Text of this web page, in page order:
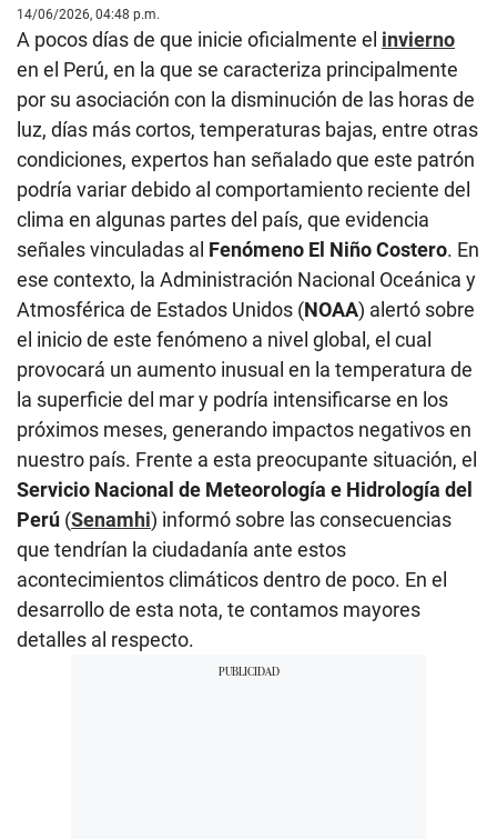
14/06/2026, 04:48 p.m.
A pocos días de que inicie oficialmente el invierno
en el Perú, en la que se caracteriza principalmente
por su asociación con la disminución de las horas de
luz, días más cortos, temperaturas bajas, entre otras
condiciones, expertos han señalado que este patrón
podría variar debido al comportamiento reciente del
clima en algunas partes del país, que evidencia
señales vinculadas al Fenómeno El Niño Costero. En
ese contexto, la Administración Nacional Oceánica y
Atmosférica de Estados Unidos (NOAA) alertó sobre
el inicio de este fenómeno a nivel global, el cual
provocará un aumento inusual en la temperatura de
la superficie del mar y podría intensificarse en los
próximos meses, generando impactos negativos en
nuestro país. Frente a esta preocupante situación, el
Servicio Nacional de Meteorología e Hidrología del
Perú (Senamhi) informó sobre las consecuencias
que tendrían la ciudadanía ante estos
acontecimientos climáticos dentro de poco. En el
desarrollo de esta nota, te contamos mayores
detalles al respecto.